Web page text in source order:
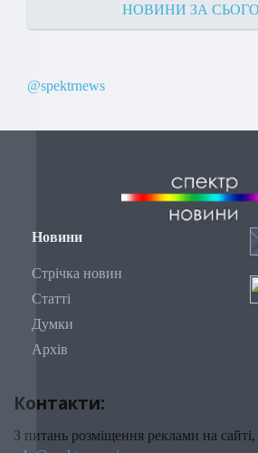
НОВИНИ ЗА
@spektrnews
Новини
Стрічка новин
Статті
Думки
Архів
Контакти:
З питань розміщення реклами на